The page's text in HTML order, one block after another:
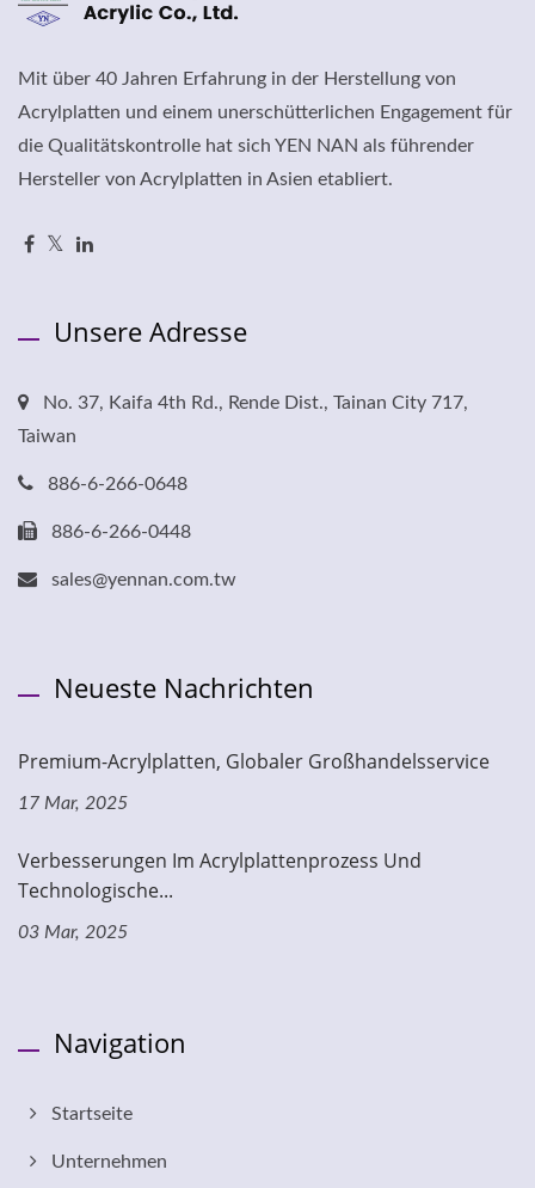
Mit über 40 Jahren Erfahrung in der Herstellung von
Acrylplatten und einem unerschütterlichen Engagement für
die Qualitätskontrolle hat sich YEN NAN als führender
Hersteller von Acrylplatten in Asien etabliert.
Unsere Adresse
No. 37, Kaifa 4th Rd., Rende Dist., Tainan City 717,
Taiwan
886-6-266-0648
886-6-266-0448
sales@yennan.com.tw
Neueste Nachrichten
Premium-Acrylplatten, Globaler Großhandelsservice
17 Mar, 2025
Verbesserungen Im Acrylplattenprozess Und
Technologische...
03 Mar, 2025
Navigation
Startseite
Unternehmen